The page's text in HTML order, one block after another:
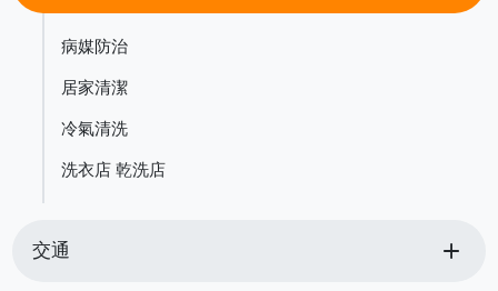
病媒防治
居家清潔
冷氣清洗
洗衣店 乾洗店
交通 add